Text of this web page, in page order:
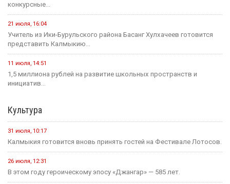
конкурсные...
21 июля, 16:04
Учитель из Ики-Бурульского района Басанг Хулхачеев готовится
представить Калмыкию...
11 июля, 14:51
1,5 миллиона рублей на развитие школьных пространств и
инициатив...
Культура
31 июля, 10:17
Калмыкия готовится вновь принять гостей на Фестивале Лотосов.
26 июля, 12:31
В этом году героическому эпосу «Джангар» — 585 лет.